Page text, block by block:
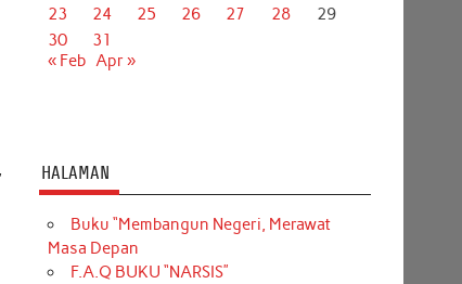
23
24 25 26 27 28
29
30
31
« Feb Apr »
HALAMAN
Buku “Membangun Negeri, Merawat
Masa Depan
F.A.Q BUKU “NARSIS”